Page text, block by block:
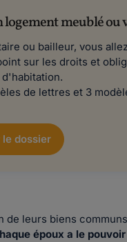
meublé
ou bailleur, vous
sur les droits et
de lettres et 3
dossier
leurs biens
époux a le